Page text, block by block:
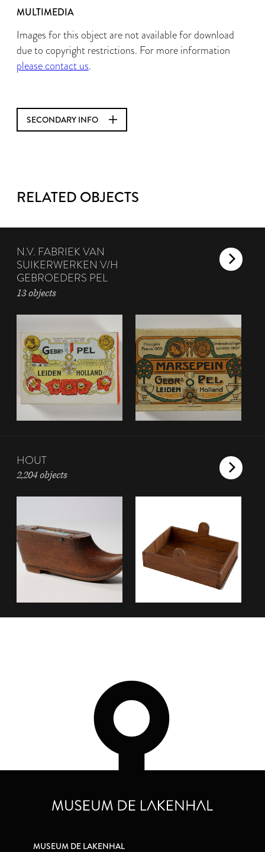
MULTIMEDIA
Images for this object are not available for download
due to copyright restrictions. For more information
please contact us.
SECONDARY INFO
RELATED OBJECTS
N.V. FABRIEK VAN
SUIKERWERKEN V/H
GEBROEDERS PEL
13 objects
HOUT
2,204 objects
MUSEUM DE LAKENHAL